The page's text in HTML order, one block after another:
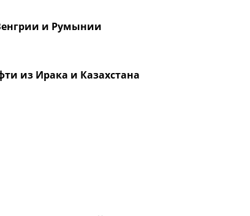
и Румынии
из Ирака и Казахстана